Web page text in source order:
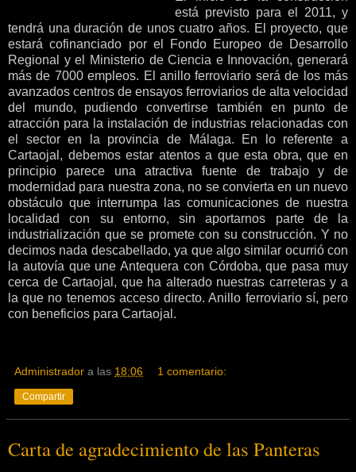
está previsto para el 2011, y
tendrá una duración de unos cuatro años. El proyecto, que
estará cofinanciado por el Fondo Europeo de Desarrollo
Regional y el Ministerio de Ciencia e Innovación, generará
más de 7000 empleos. El anillo ferroviario será de los más
avanzados centros de ensayos ferroviarios de alta velocidad
del mundo, pudiendo convertirse también en punto de
atracción para la instalación de industrias relacionadas con
el sector en la provincia de Málaga. En lo referente a
Cartaojal, debemos estar atentos a que esta obra, que en
principio parece una atractiva fuente de trabajo y de
modernidad para nuestra zona, no se convierta en un nuevo
obstáculo que interrumpa las comunicaciones de nuestra
localidad con su entorno, sin aportarnos parte de la
industrialización que se promete con su construcción. Y no
decimos nada descabellado, ya que algo similar ocurrió con
la autovía que une Antequera con Córdoba, que pasa muy
cerca de Cartaojal, que ha alterado nuestras carreteras y a
la que no tenemos acceso directo. Anillo ferroviario sí, pero
con beneficios para Cartaojal.
Administrador a las 18:06 1 comentario:
Compartir
Carta de agradecimiento de las Panteras